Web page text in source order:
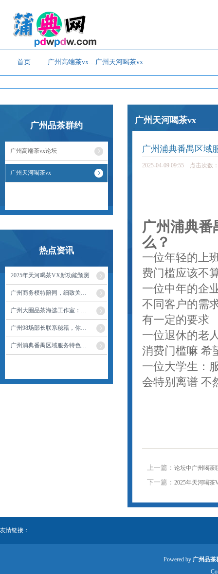
首页 广州高端茶vx论坛广州天河喝茶vx
广州品茶群约
广州高端茶vx论坛
广州天河喝茶vx
热点资讯
2025年天河喝茶VX新功能预测
广州商务模特陪同，细致关怀让商务更加顺利
广州大圈品茶海选工作室：海选服务的用户反馈
广州98场部长联系秘籍，你掌握了吗？
广州浦典番禺区域服务特色与消费门槛解析
广州天河喝茶vx
广州浦典番禺区域
2025-04-09 09:55 点击次数
广州浦典
么？
一位年轻的上
费门槛应该不
一位中年的企
不同客户的需
有一定的要求
一位退休的老
消费门槛嘛 希
一位大学生 ：
会特别离谱 不
上一篇： 论坛中广州喝茶
下一篇： 2025年天河喝
友情链接：
Powered by 广州品茶